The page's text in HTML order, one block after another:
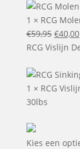
mm
initial
était :
€9,95.
1 × RCG
€59,95 Le
prix
était :
€40,00
RCG Vislijn
1 × RCG
30lbs
Kies een